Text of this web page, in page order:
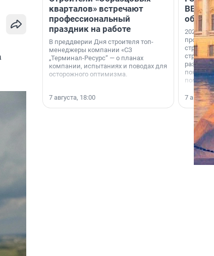
кварталов» встречают
профессиональный
праздник на работе
В преддверии Дня строителя топ-
менеджеры компании «СЗ
„Терминал-Ресурс“ — о планах
компании, испытаниях и поводах для
осторожного оптимизма.
7 августа, 18:00
ВВП: в
об
2026-й —
раз. В
7